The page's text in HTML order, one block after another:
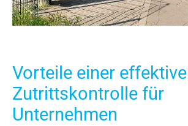
Vorteile einer
Zutrittskontrolle für
Unternehmen